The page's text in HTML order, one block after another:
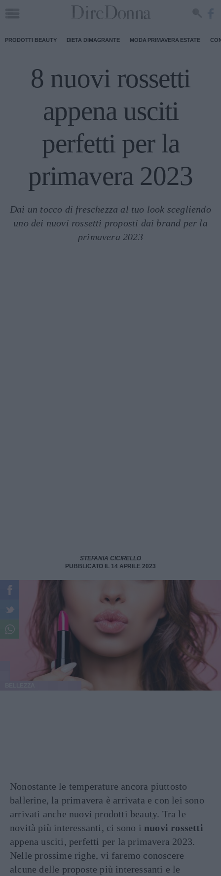
PRODOTTI BEAUTY DIETA DIMAGRANTE MODA PRIMAVERA ESTATE
8 nuovi rossetti
appena usciti
perfetti per la
primavera 2023
Dai un tocco di freschezza al tuo look scegliendo
uno dei nuovi rossetti proposti dai brand per la
primavera 2023
STEFANIA CICIRELLO
PUBBLICATO IL 14 APRILE 2023
Nonostante le temperature ancora piuttosto
ballerine, la primavera è arrivata e con lei sono
arrivati anche nuovi prodotti beauty. Tra le
novità più interessanti, ci sono i nuovi rossetti
appena usciti, perfetti per la primavera 2023.
Nelle prossime righe, vi faremo conoscere
alcune delle proposte più interessanti e le